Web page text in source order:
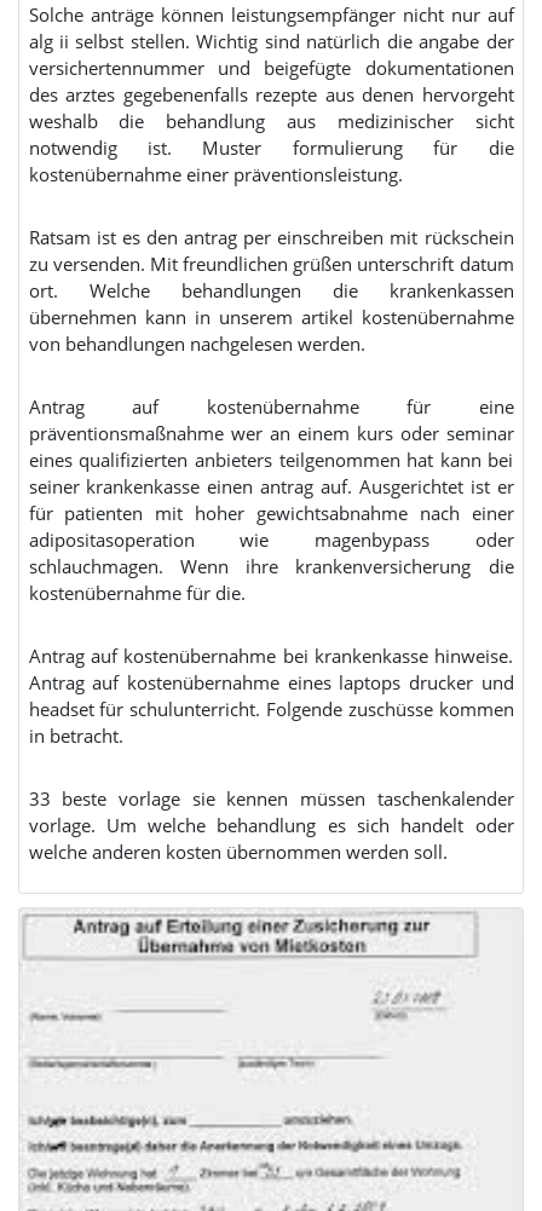
Solche anträge können leistungsempfänger nicht nur auf
alg ii selbst stellen. Wichtig sind natürlich die angabe der
versichertennummer und beigefügte dokumentationen
des arztes gegebenenfalls rezepte aus denen hervorgeht
weshalb die behandlung aus medizinischer sicht
notwendig ist. Muster formulierung für die
kostenübernahme einer präventionsleistung.
Ratsam ist es den antrag per einschreiben mit rückschein
zu versenden. Mit freundlichen grüßen unterschrift datum
ort. Welche behandlungen die krankenkassen
übernehmen kann in unserem artikel kostenübernahme
von behandlungen nachgelesen werden.
Antrag auf kostenübernahme für eine
präventionsmaßnahme wer an einem kurs oder seminar
eines qualifizierten anbieters teilgenommen hat kann bei
seiner krankenkasse einen antrag auf. Ausgerichtet ist er
für patienten mit hoher gewichtsabnahme nach einer
adipositasoperation wie magenbypass oder
schlauchmagen. Wenn ihre krankenversicherung die
kostenübernahme für die.
Antrag auf kostenübernahme bei krankenkasse hinweise.
Antrag auf kostenübernahme eines laptops drucker und
headset für schulunterricht. Folgende zuschüsse kommen
in betracht.
33 beste vorlage sie kennen müssen taschenkalender
vorlage. Um welche behandlung es sich handelt oder
welche anderen kosten übernommen werden soll.